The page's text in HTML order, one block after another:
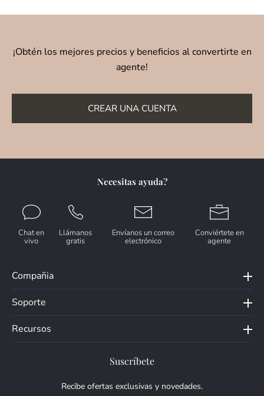
¡Obtén los mejores precios y beneficios al convertirte en
agente!
CREAR UNA CUENTA
Necesitas ayuda?
Chat en
vivo
Llámanos
gratis
Envíanos un correo
electrónico
Conviértete en
agente
Compañia
Soporte
Recursos
Suscríbete
Recibe ofertas exclusivas y novedades.